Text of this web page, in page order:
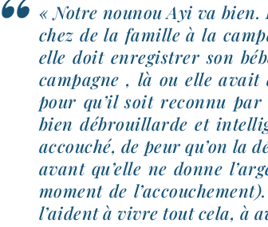
« Notre nou­nou Ayi va bien.
chez de la famille à la
elle doit enre­gis­trer son
cam­pagne , là ou elle avait
pour qu’il soit recon­nu
bien débrouillarde et
accou­ché, de peur qu’on la
avant qu’elle ne donne
moment de
l’aident à vivre tout cela, à